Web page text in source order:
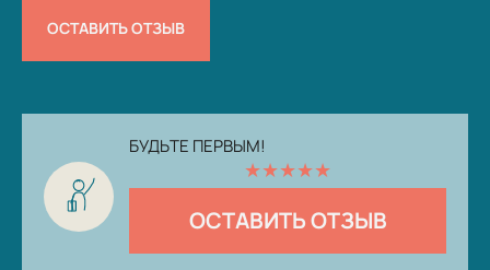
ОСТАВИТЬ ОТЗЫВ
БУДЬТЕ ПЕРВЫМ!
★★★★★
ОСТАВИТЬ ОТЗЫВ